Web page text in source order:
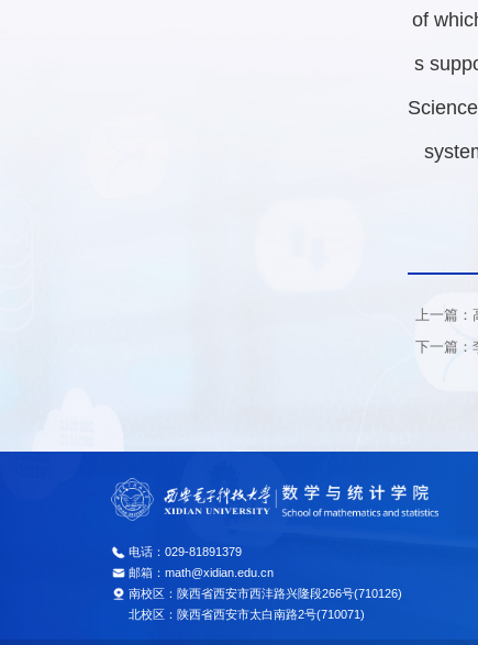
of
s
上一篇：
下一篇：
电话：029-81891379
邮箱：math@xidian.edu.cn
南校区：陕西省西安市西沣路兴隆段266号(710126)
北校区：陕西省西安市太白南路2号(710071)